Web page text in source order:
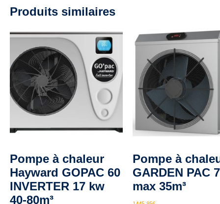
Produits similaires
Pompe à chaleur
Hayward GOPAC 60
INVERTER 17 kw
40-80m³
Pompe à
GARDEN PAC
max 35m³